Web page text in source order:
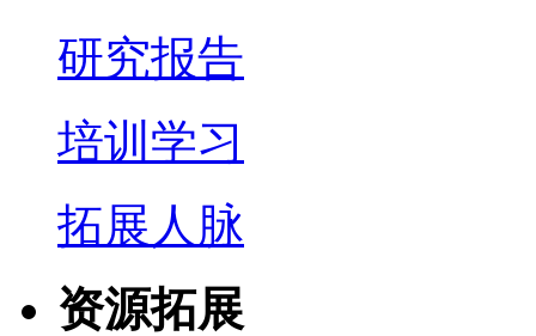
研究报告
培训学习
拓展人脉
资源拓展